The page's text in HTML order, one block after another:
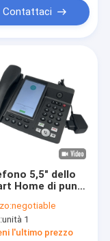
fili
terrestre
Contattaci
5,5" dello
Home di punto
di TF del touch
negotiable
unità 1
l'ultimo prezzo